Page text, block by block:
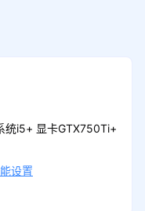
统i5+ 显卡GTX750Ti+
设置